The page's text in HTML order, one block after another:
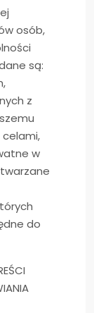
osób,
są:
z
w
do